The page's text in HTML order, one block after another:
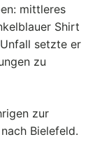
mittleres
Shirt
setzte er
zu
zur
Bielefeld.